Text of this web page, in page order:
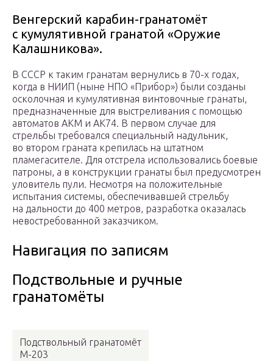
Венгерский карабин-гранатомёт
с кумулятивной гранатой «Оружие
Калашникова».
В СССР к таким гранатам вернулись в 70-х годах,
когда в НИИП (ныне НПО «Прибор») были созданы
осколочная и кумулятивная винтовочные гранаты,
предназначенные для выстреливания с помощью
автоматов АКМ и АК74. В первом случае для
стрельбы требовался специальный надульник,
во втором граната крепилась на штатном
пламегасителе. Для отстрела использовались боевые
патроны, а в конструкции гранаты был предусмотрен
уловитель пули. Несмотря на положительные
испытания системы, обеспечивавшей стрельбу
на дальности до 400 метров, разработка оказалась
невостребованной заказчиком.
Навигация по записям
Подствольные и ручные
гранатомёты
Подствольный гранатомёт
M-203